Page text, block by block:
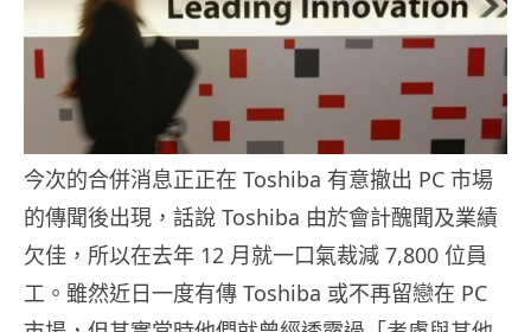
今次的合併消息正正在 Toshiba 有意撤出 PC 市場
的傳聞後出現，話說 Toshiba 由於會計醜聞及業績
欠佳，所以在去年 12 月就一口氣裁減 7,800 位員
工。雖然近日一度有傳 Toshiba 或不再留戀在 PC